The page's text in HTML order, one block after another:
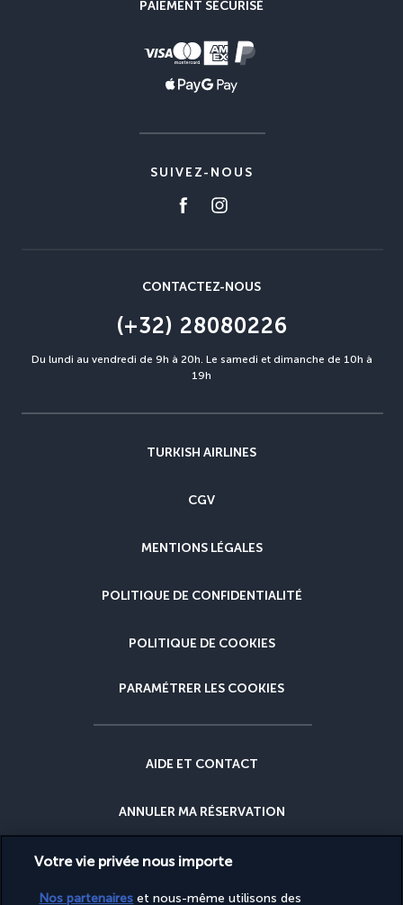
PAIEMENT SÉCURISÉ
SUIVEZ-NOUS
CONTACTEZ-NOUS
(+32) 28080226
Du lundi au vendredi de 9h à 20h. Le samedi et dimanche de 10h à
19h
TURKISH AIRLINES
CGV
MENTIONS LÉGALES
POLITIQUE DE CONFIDENTIALITÉ
POLITIQUE DE COOKIES
PARAMÉTRER LES COOKIES
AIDE ET CONTACT
ANNULER MA RÉSERVATION
GARANTIE DU MEILLEUR PRIX
Votre vie privée nous importe
Nos partenaires et nous-même utilisons des